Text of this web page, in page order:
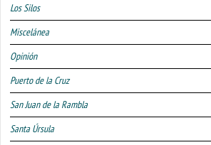
Los Silos
Miscelánea
Opinión
Puerto de la Cruz
San Juan de la Rambla
Santa Úrsula